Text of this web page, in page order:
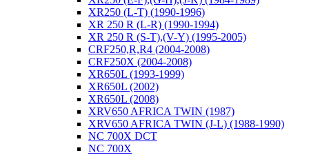
XR250 (L-T) (1990-1996)
XR 250 R (L-R) (1990-1994)
XR 250 R (S-T),(V-Y) (1995-2005)
CRF250,R,R4 (2004-2008)
CRF250X (2004-2008)
XR650L (1993-1999)
XR650L (2002)
XR650L (2008)
XRV650 AFRICA TWIN (1987)
XRV650 AFRICA TWIN (J-L) (1988-1990)
NC 700X DCT
NC 700X